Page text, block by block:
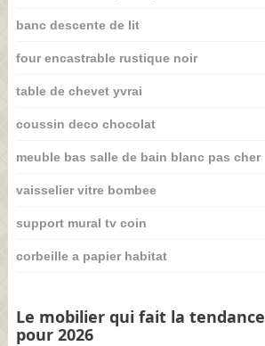
banc descente de lit
four encastrable rustique noir
table de chevet yvrai
coussin deco chocolat
meuble bas salle de bain blanc pas cher
vaisselier vitre bombee
support mural tv coin
corbeille a papier habitat
Le mobilier qui fait la tendance
pour 2026